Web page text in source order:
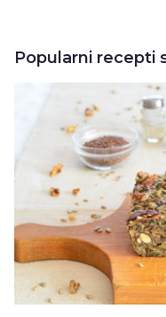
Popularni recepti